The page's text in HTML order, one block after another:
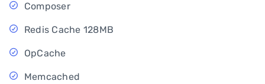
Composer
Redis Cache 128MB
OpCache
Memcached